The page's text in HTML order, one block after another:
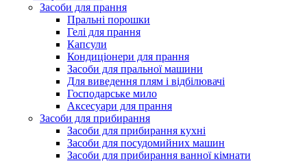
Засоби для прання
Пральні порошки
Гелі для прання
Капсули
Кондиціонери для прання
Засоби для пральної машини
Для виведення плям і відбілювачі
Господарське мило
Аксесуари для прання
Засоби для прибирання
Засоби для прибирання кухні
Засоби для посудомийних машин
Засоби для прибирання ванної кімнати